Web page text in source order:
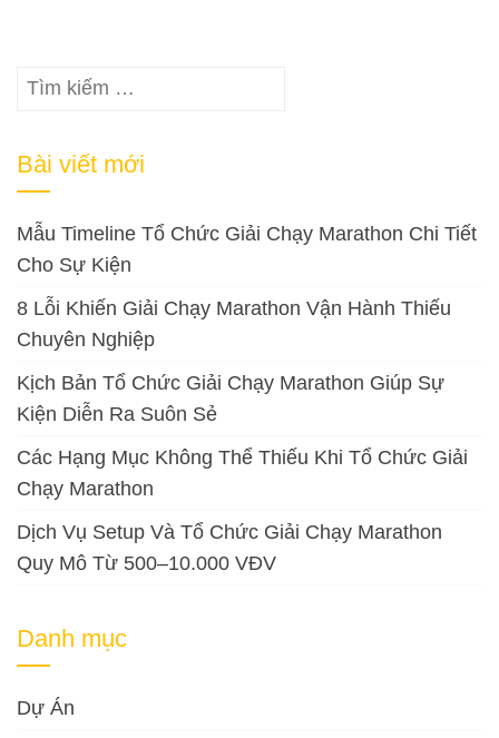
Tìm
Bài viết mới
Mẫu Timeline Tổ Chức Giải Chạy Marathon Chi Tiết
Cho Sự Kiện
8 Lỗi Khiến Giải Chạy Marathon Vận Hành Thiếu
Chuyên Nghiệp
Kịch Bản Tổ Chức Giải Chạy Marathon Giúp Sự
Kiện Diễn Ra Suôn Sẻ
Các Hạng Mục Không Thể Thiếu Khi Tổ Chức Giải
Chạy Marathon
Dịch Vụ Setup Và Tổ Chức Giải Chạy Marathon
Quy Mô Từ 500–10.000 VĐV
Danh mục
Dự Án